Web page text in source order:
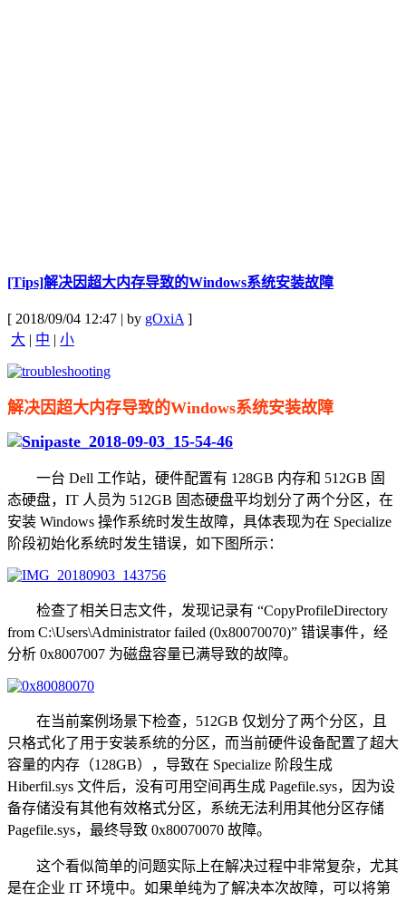
[Tips]解决因超大内存导致的Windows系统安装故障
[ 2018/09/04 12:47 | by gOxiA]
大 | 中 | 小
解决因超大内存导致的Windows系统安装故障
一台 Dell 工作站，硬件配置有 128GB 内存和 512GB 固
态硬盘，IT 人员为 512GB 固态硬盘平均划分了两个分区，在
安装 Windows 操作系统时发生故障，具体表现为在 Specialize
阶段初始化系统时发生错误，如下图所示：
检查了相关日志文件，发现记录有 “CopyProfileDirectory
from C:\Users\Administrator failed (0x80070070)” 错误事件，经
分析 0x8007007 为磁盘容量已满导致的故障。
在当前案例场景下检查，512GB 仅划分了两个分区，且
只格式化了用于安装系统的分区，而当前硬件设备配置了超大
容量的内存（128GB），导致在 Specialize 阶段生成
Hiberfil.sys 文件后，没有可用空间再生成 Pagefile.sys，因为设
备存储没有其他有效格式分区，系统无法利用其他分区存储
Pagefile.sys，最终导致 0x80070070 故障。
这个看似简单的问题实际上在解决过程中非常复杂，尤其
是在企业 IT 环境中。如果单纯为了解决本次故障，可以将第